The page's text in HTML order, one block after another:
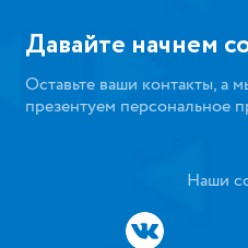
Давайте начнем
Оставьте ваши контакты, а
презентуем персональное
Наши